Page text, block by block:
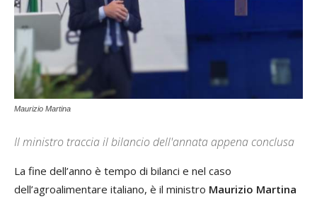
Maurizio Martina
Il ministro traccia il bilancio dell'annata appena conclusa
La fine dell’anno è tempo di bilanci e nel caso
dell’agroalimentare italiano, è il ministro Maurizio Martina